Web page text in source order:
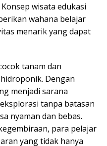
wisata edukasi
wahana belajar
menarik yang dapat
tanam dan
Dengan
menjadi sarana
tanpa batasan
nyaman dan bebas.
para pelajar
yang tidak hanya